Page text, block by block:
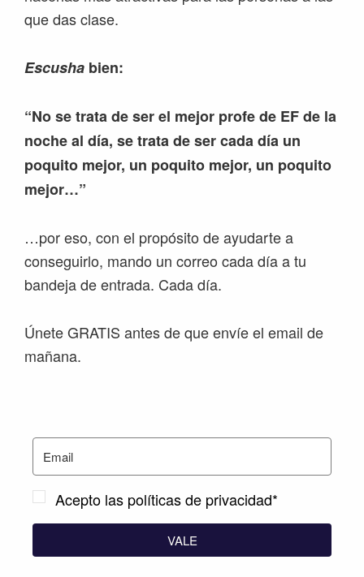
que das clase.
Escusha bien:
“No se trata de ser el mejor profe de EF de la
noche al día, se trata de ser cada día un
poquito mejor, un poquito mejor, un poquito
mejor…”
…por eso, con el propósito de ayudarte a
conseguirlo, mando un correo cada día a tu
bandeja de entrada. Cada día.
Únete GRATIS antes de que envíe el email de
mañana.
Acepto las políticas de privacidad*
VALE